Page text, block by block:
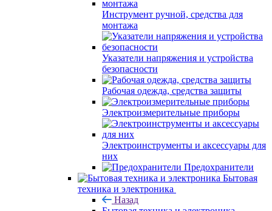
Инструмент ручной, средства для
монтажа
Указатели напряжения и устройства
безопасности
Рабочая одежда, средства защиты
Электроизмерительные приборы
Электроинструменты и аксессуары для
них
Предохранители
Бытовая
техника и электроника
Назад